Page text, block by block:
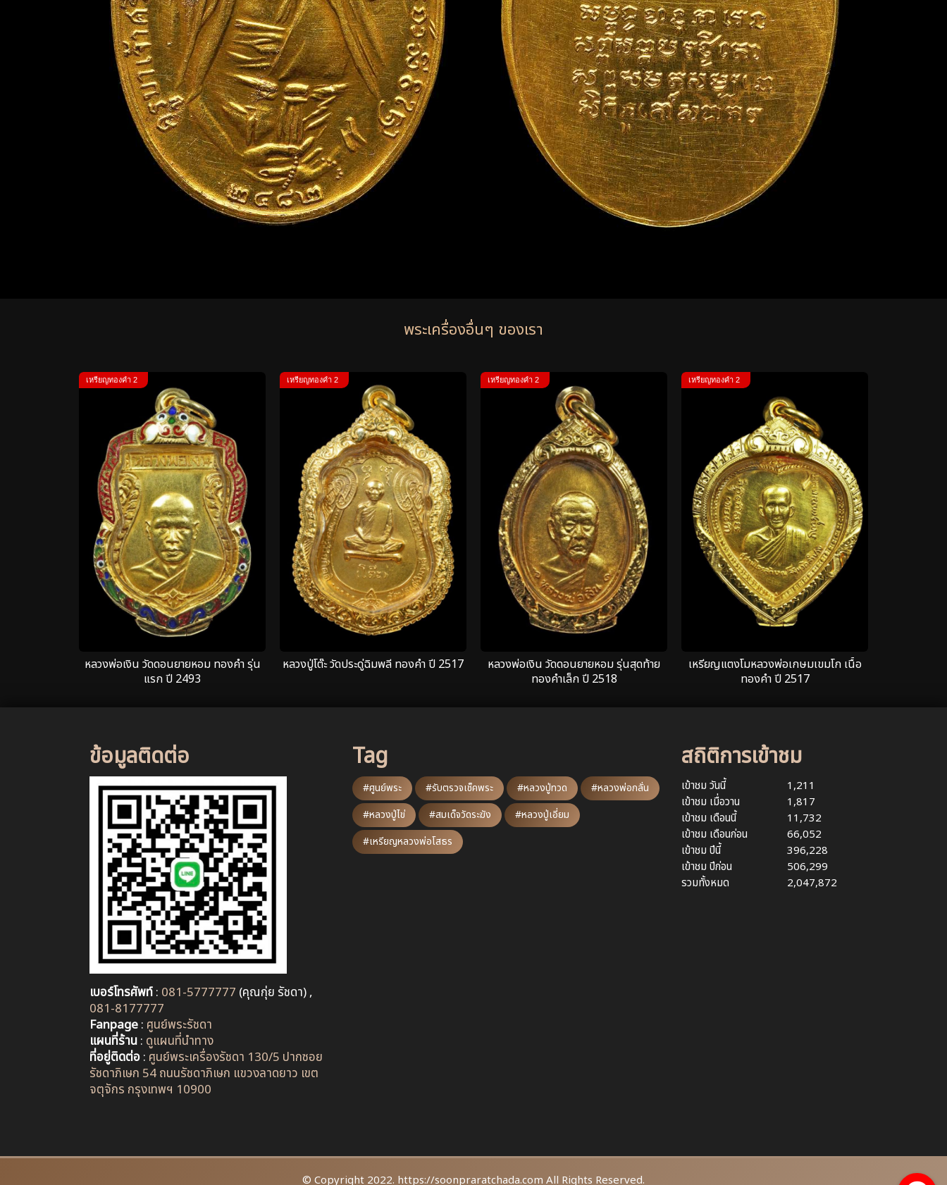
พระเครื่องอื่นๆ ของเรา
เหรียญทองคำ 2
หลวงพ่อเงิน วัดดอนยายหอม ทองคำ รุ่น
แรก ปี 2493
เหรียญทองคำ 2
หลวงปู่โต๊ะ วัดประดู่ฉิมพลี ทองคำ ปี 2517
เหรียญทองคำ 2
หลวงพ่อเงิน วัดดอนยายหอม รุ่นสุดท้าย
ทองคำเล็ก ปี 2518
เหรียญทองคำ 2
เหรียญแตงโมหลวงพ่อเกษมเขมโก เนื้อ
ทองคำ ปี 2517
ข้อมูลติดต่อ
เบอร์โทรศัพท์: 081-5777777 (คุณกุ่ย รัชดา) ,
081-8177777
Fanpage: ศูนย์พระรัชดา
แผนที่ร้าน: ดูแผนที่นำทาง
ที่อยู่ติดต่อ: ศูนย์พระเครื่องรัชดา 130/5 ปากซอย
รัชดาภิเษก 54 ถนนรัชดาภิเษก แขวงลาดยาว เขต
จตุจักร กรุงเทพฯ 10900
Tag
#ศูนย์พระ #รับตรวจเช็คพระ #หลวงปู่ทวด
#หลวงพ่อกลั่น
#หลวงปู่ไข่
#สมเด็จวัดระฆัง
#หลวงปู่เอี่ยม
#เหรียญหลวงพ่อโสธร
สถิติการเข้าชม
เข้าชม วันนี้
1,211
เข้าชม เมื่อวาน
1,817
เข้าชม เดือนนี้
11,732
เข้าชม เดือนก่อน
66,052
เข้าชม ปีนี้
396,228
เข้าชม ปีก่อน
506,299
รวมทั้งหมด
2,047,872
© Copyright 2022. https://soonpraratchada.com All Rights Reserved.